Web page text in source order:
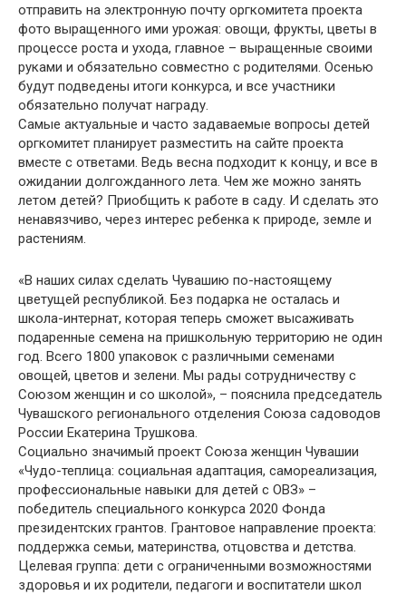
отправить на электронную почту оргкомитета проекта
фото выращенного ими урожая: овощи, фрукты, цветы в
процессе роста и ухода, главное – выращенные своими
руками и обязательно совместно с родителями. Осенью
будут подведены итоги конкурса, и все участники
обязательно получат награду.
Самые актуальные и часто задаваемые вопросы детей
оргкомитет планирует разместить на сайте проекта
вместе с ответами. Ведь весна подходит к концу, и все в
ожидании долгожданного лета. Чем же можно занять
летом детей? Приобщить к работе в саду. И сделать это
ненавязчиво, через интерес ребенка к природе, земле и
растениям.
«В наших силах сделать Чувашию по-настоящему
цветущей республикой. Без подарка не осталась и
школа-интернат, которая теперь сможет высаживать
подаренные семена на пришкольную территорию не один
год. Всего 1800 упаковок с различными семенами
овощей, цветов и зелени. Мы рады сотрудничеству с
Союзом женщин и со школой», – пояснила председатель
Чувашского регионального отделения Союза садоводов
России Екатерина Трушкова.
Социально значимый проект Союза женщин Чувашии
«Чудо-теплица: социальная адаптация, самореализация,
профессиональные навыки для детей с ОВЗ» –
победитель специального конкурса 2020 Фонда
президентских грантов. Грантовое направление проекта:
поддержка семьи, материнства, отцовства и детства.
Целевая группа: дети с ограниченными возможностями
здоровья и их родители, педагоги и воспитатели школ